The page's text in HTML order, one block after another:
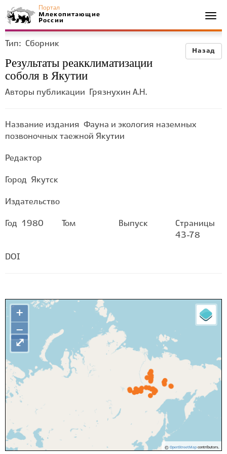
Портал
Млекопитающие
России
Назад
Тип: Сборник
Результаты реакклиматизации
соболя в Якутии
Авторы публикации Грязнухин А.Н.
Название издания
Фауна и экология наземных
позвоночных таежной Якутии
Редактор
Город Якутск
Издательство
Год 1980 Том Выпуск
Страницы
43-78
DOI
+
−
© OpenStreetMapcontributors.
⤢